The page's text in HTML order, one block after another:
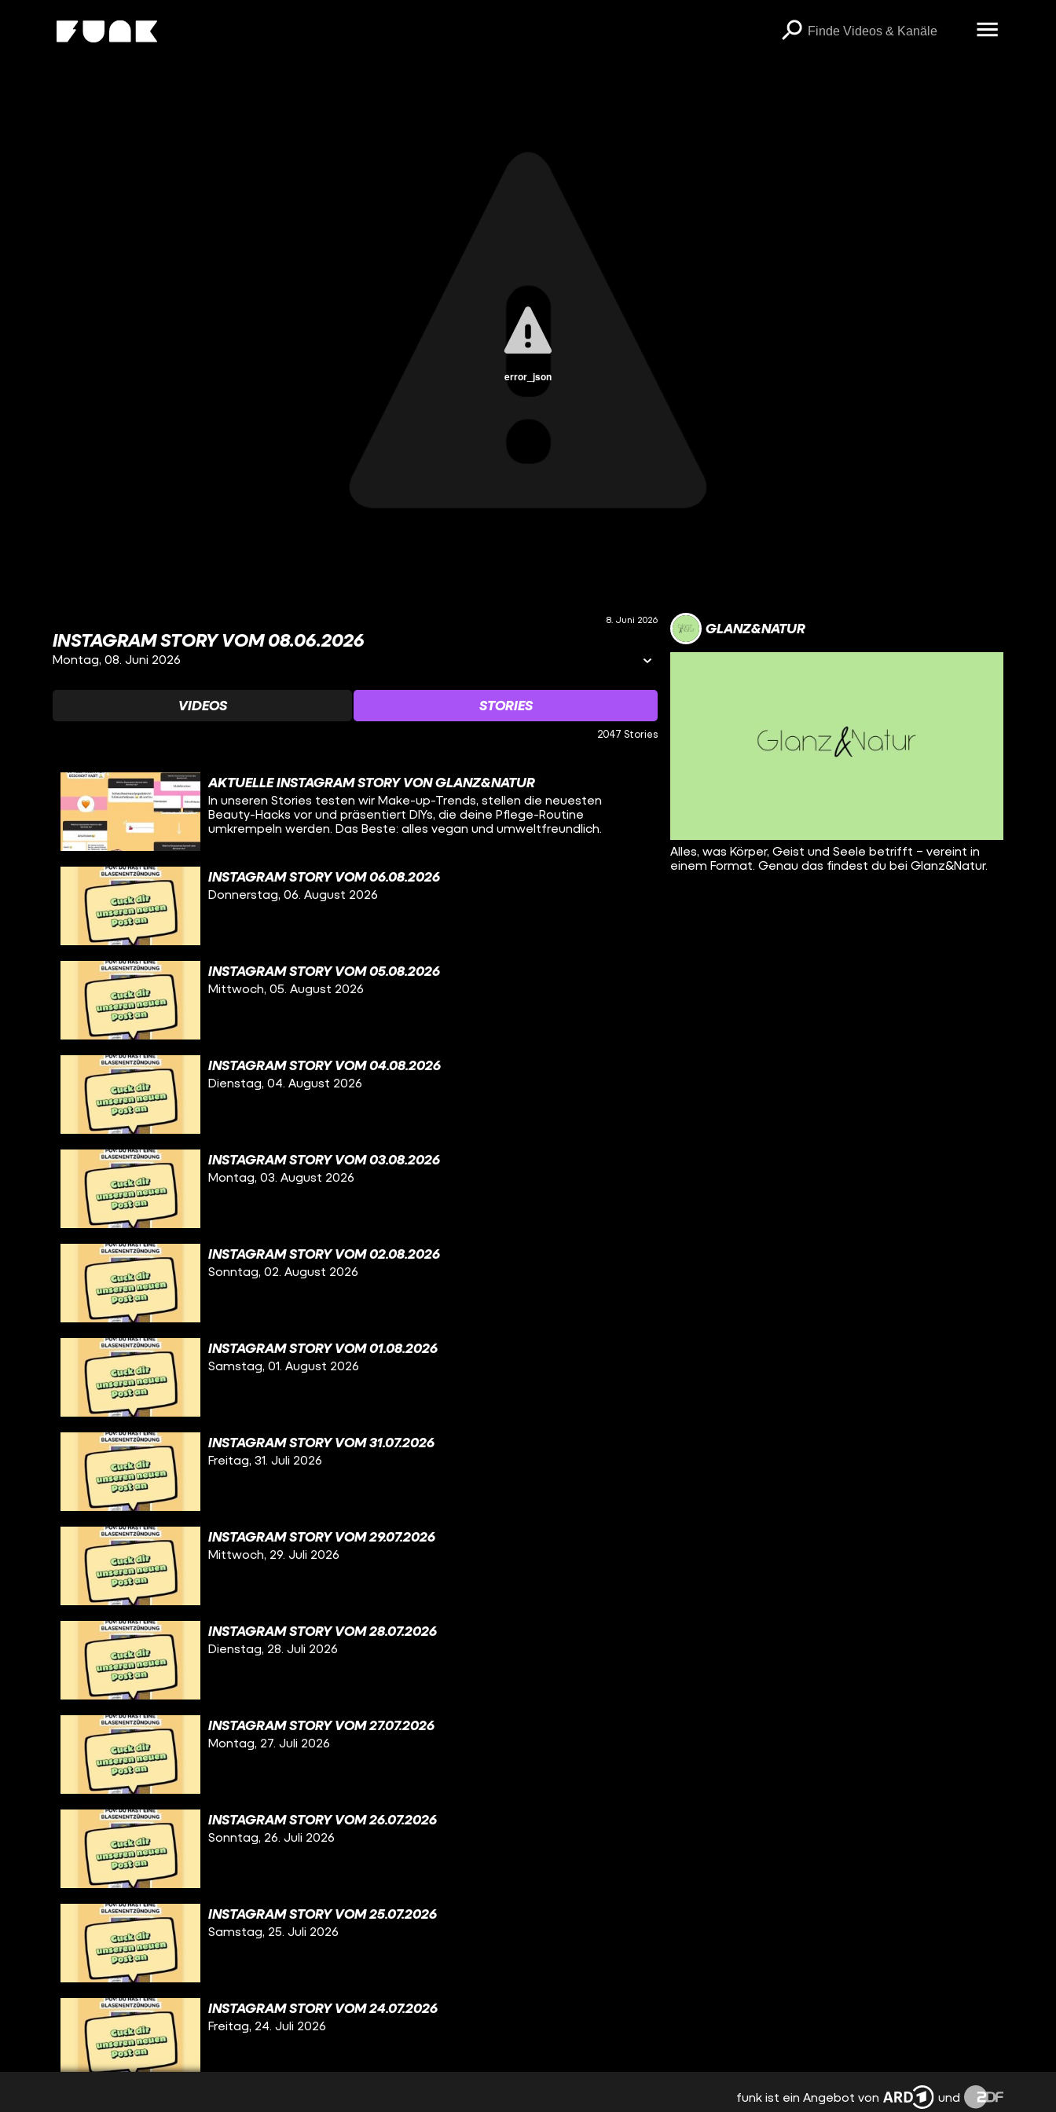
error_json
GLANZ&NATUR
Alles, was Körper, Geist und Seele betrifft – vereint in
einem Format. Genau das findest du bei Glanz&Natur.
8. Juni 2026
INSTAGRAM STORY VOM 08.06.2026
Montag, 08. Juni 2026
VIDEOS STORIES
2047 Stories
AKTUELLE INSTAGRAM STORY VON GLANZ&NATUR
In unseren Stories testen wir Make-up-Trends, stellen die neuesten
Beauty-Hacks vor und präsentiert DIYs, die deine Pflege-Routine
umkrempeln werden. Das Beste: alles vegan und umweltfreundlich.
INSTAGRAM STORY VOM 06.08.2026
Donnerstag, 06. August 2026
INSTAGRAM STORY VOM 05.08.2026
Mittwoch, 05. August 2026
INSTAGRAM STORY VOM 04.08.2026
Dienstag, 04. August 2026
INSTAGRAM STORY VOM 03.08.2026
Montag, 03. August 2026
INSTAGRAM STORY VOM 02.08.2026
Sonntag, 02. August 2026
INSTAGRAM STORY VOM 01.08.2026
Samstag, 01. August 2026
INSTAGRAM STORY VOM 31.07.2026
Freitag, 31. Juli 2026
INSTAGRAM STORY VOM 29.07.2026
Mittwoch, 29. Juli 2026
INSTAGRAM STORY VOM 28.07.2026
Dienstag, 28. Juli 2026
INSTAGRAM STORY VOM 27.07.2026
Montag, 27. Juli 2026
INSTAGRAM STORY VOM 26.07.2026
Sonntag, 26. Juli 2026
INSTAGRAM STORY VOM 25.07.2026
Samstag, 25. Juli 2026
INSTAGRAM STORY VOM 24.07.2026
Freitag, 24. Juli 2026
funk ist ein Angebot von und